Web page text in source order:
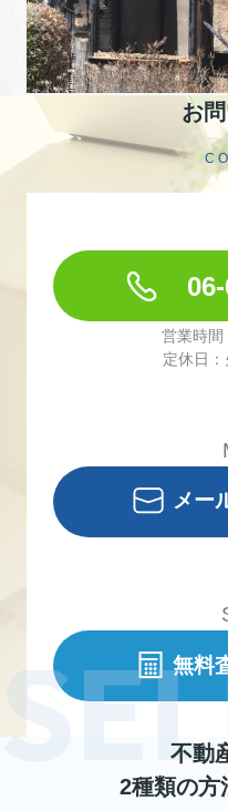
お
営業時
定休日
メー
無料
不動
2種類の方